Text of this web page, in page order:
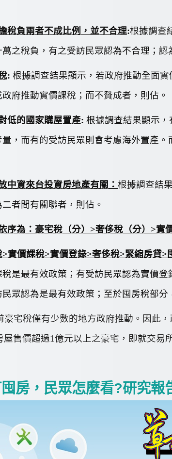
稅負兩者不成比例，並不合理:根據調查
之稅負，有之受訪民眾認為不合理；認
: 根據調查結果顯示，若政府推動全面
府推動實價課稅；而不贊成者，則佔 。
低的國家購屋置產: 根據調查結果顯示，
，而有的受訪民眾則會考慮海外置產
中資來台投資房地產有關： 根據調查結
者間有關聯者，則佔 。
序為：豪宅稅（分） >奢侈稅（分） >實
>實價課稅>實價登錄>奢侈稅>緊縮房貸>
是最有效政策；有受訪民眾認為實價
民眾認為是最有效政策；至於囤房稅部分
豪宅稅僅有少數的地方政府推動。因此
售價超過1億元以上之豪宅，即就交易
房，民眾怎麼看?研究報